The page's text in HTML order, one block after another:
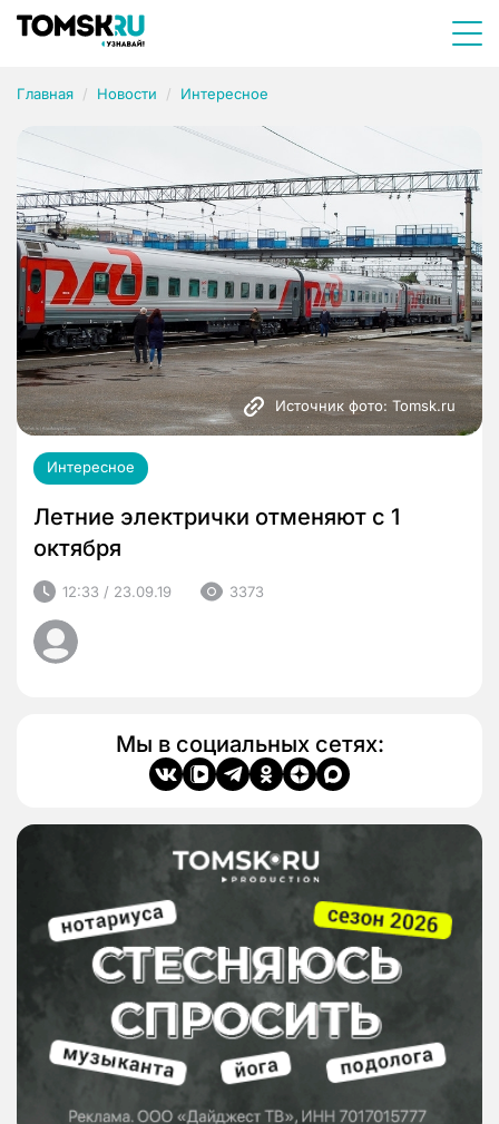
Главная Новости Интересное
Источник фото: Tomsk.ru
Интересное
Летние электрички отменяют с 1
октября
12:33 / 23.09.19 3373
Мы в социальных сетях: